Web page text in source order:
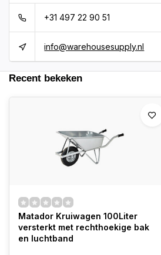
+31 497 22 90 51
info@warehousesupply.nl
Recent bekeken
Matador Kruiwagen 100Liter
versterkt met rechthoekige bak
en luchtband